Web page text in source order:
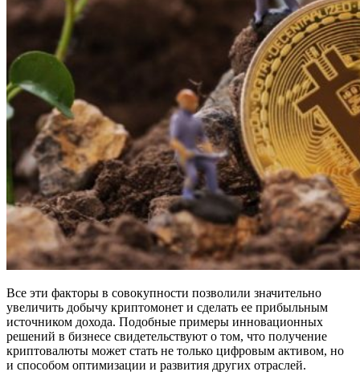
Все эти факторы в совокупности позволили значительно
увеличить добычу криптомонет и сделать ее прибыльным
источником дохода. Подобные примеры инновационных
решений в бизнесе свидетельствуют о том, что получение
криптовалюты может стать не только цифровым активом, но
и способом оптимизации и развития других отраслей.